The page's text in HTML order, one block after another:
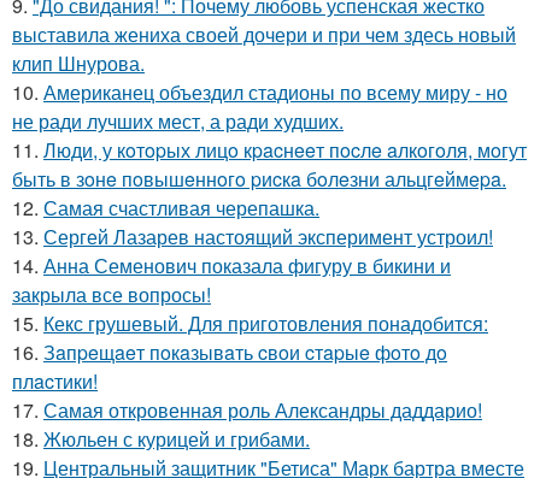
выставила жениха своей дочери и при чем здесь новый
клип Шнурова.
10. Американец объездил стадионы по всему миру - но
не ради лучших мест, а ради худших.
11. Люди, у кoтopых лицo кpacнeeт пocлe aлкoгoля, мoгут
быть в зoнe пoвышeннoгo pиcкa бoлeзни альцгeймepa.
12. Самая счастливая черепашка.
13. Сергей Лазарев настоящий эксперимент устроил!
14. Анна Семенович показала фигуру в бикини и
закрыла все вопросы!
15. Кекс грушевый. Для приготовления понадобится:
16. Зaпpeщaeт пoкaзывaть cвoи cтapыe фoтo дo
плacтики!
17. Самая откровенная роль Александры даддарио!
18. Жюльен с курицей и грибами.
19. Центральный защитник "Бетиса" Марк бартра вместе